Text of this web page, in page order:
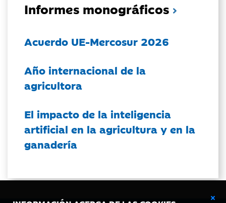
Informes monográficos
Acuerdo UE-Mercosur 2026
Año internacional de la
agricultora
El impacto de la inteligencia
artificial en la agricultura y en la
ganadería